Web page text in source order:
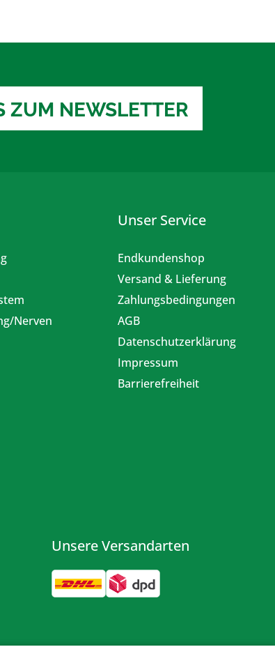
ZUM NEWSLETTER
Nerven
Unser Service
Endkundenshop
Versand & Lieferung
Zahlungsbedingungen
AGB
Datenschutzerklärung
Impressum
Barrierefreiheit
Unsere Versandarten